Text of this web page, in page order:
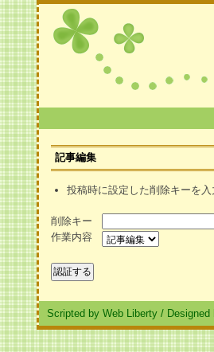
記事編集
投稿時に設定した削除キーを入
削除キー
作業内容
Scripted by Web Liberty / Designed